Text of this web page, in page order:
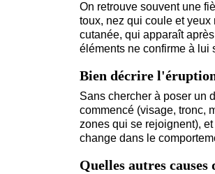
On retrouve souvent une
toux, nez qui coule et
cutanée, qui apparaît
éléments ne confirme à lui
Bien décrire
Sans chercher à poser un
commencé (visage, tronc,
zones qui se rejoignent),
change dans le
Quelles autres